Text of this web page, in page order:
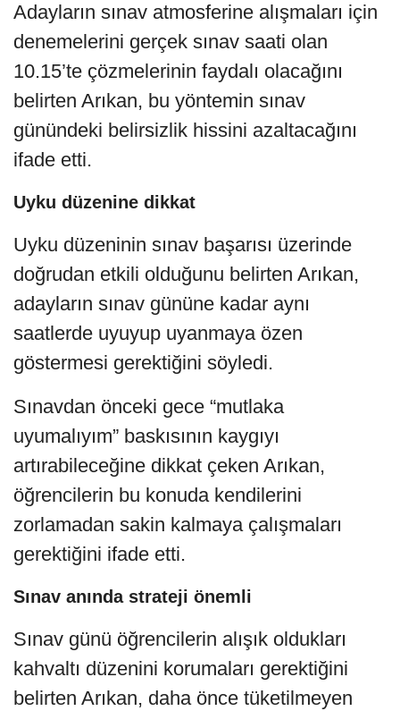
Adayların sınav atmosferine alışmaları için
denemelerini gerçek sınav saati olan
10.15’te çözmelerinin faydalı olacağını
belirten Arıkan, bu yöntemin sınav
günündeki belirsizlik hissini azaltacağını
ifade etti.
Uyku düzenine dikkat
Uyku düzeninin sınav başarısı üzerinde
doğrudan etkili olduğunu belirten Arıkan,
adayların sınav gününe kadar aynı
saatlerde uyuyup uyanmaya özen
göstermesi gerektiğini söyledi.
Sınavdan önceki gece “mutlaka
uyumalıyım” baskısının kaygıyı
artırabileceğine dikkat çeken Arıkan,
öğrencilerin bu konuda kendilerini
zorlamadan sakin kalmaya çalışmaları
gerektiğini ifade etti.
Sınav anında strateji önemli
Sınav günü öğrencilerin alışık oldukları
kahvaltı düzenini korumaları gerektiğini
belirten Arıkan, daha önce tüketilmeyen